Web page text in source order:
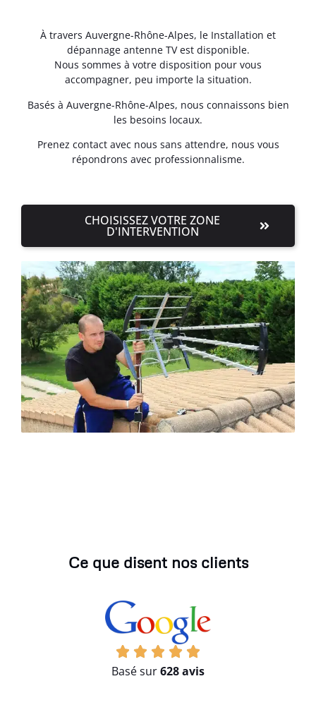
À travers Auvergne-Rhône-Alpes, le Installation et
dépannage antenne TV est disponible.
Nous sommes à votre disposition pour vous
accompagner, peu importe la situation.
Basés à Auvergne-Rhône-Alpes, nous connaissons bien
les besoins locaux.
Prenez contact avec nous sans attendre, nous vous
répondrons avec professionnalisme.
CHOISISSEZ VOTRE ZONE
D'INTERVENTION
Ce que disent nos clients
Basé sur628 avis